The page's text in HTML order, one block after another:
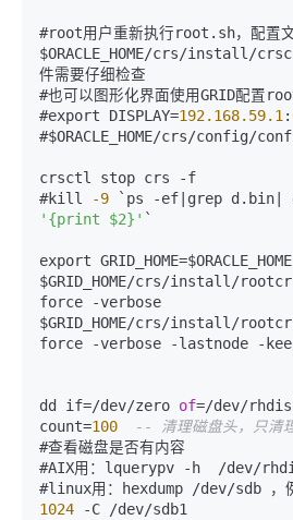
#root用户重新执行root.sh，配置文
$ORACLE_HOME/crs/install /
件需要仔细检查
#也可以图形化界面使用GRID配置
#export DISPLAY=192.168.59.1 :
#$ORACLE_HOME/crs/config/
crsctl stop crs -f
#kill
-9 `ps -ef grep d.bin
'{print $2}' `
export GRID_HOME=$ORACLE_HOME
$GRID_HOME/crs/install /
force
-verbose
$GRID_HOME/crs/install /
force
-verbose -lastnode -
dd if=/dev/zero of=/dev/
count=100
-- 清理磁盘头，只清
#查看磁盘是否有内容
#AIX用：lquerypv
- h /dev/
#linux用：hexdump
/dev/sdb ，
1024
-C /dev/sdb1